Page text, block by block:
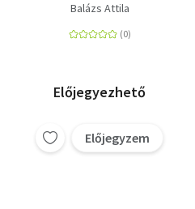
Balázs Attila
Előjegyezhető
Előjegyzem